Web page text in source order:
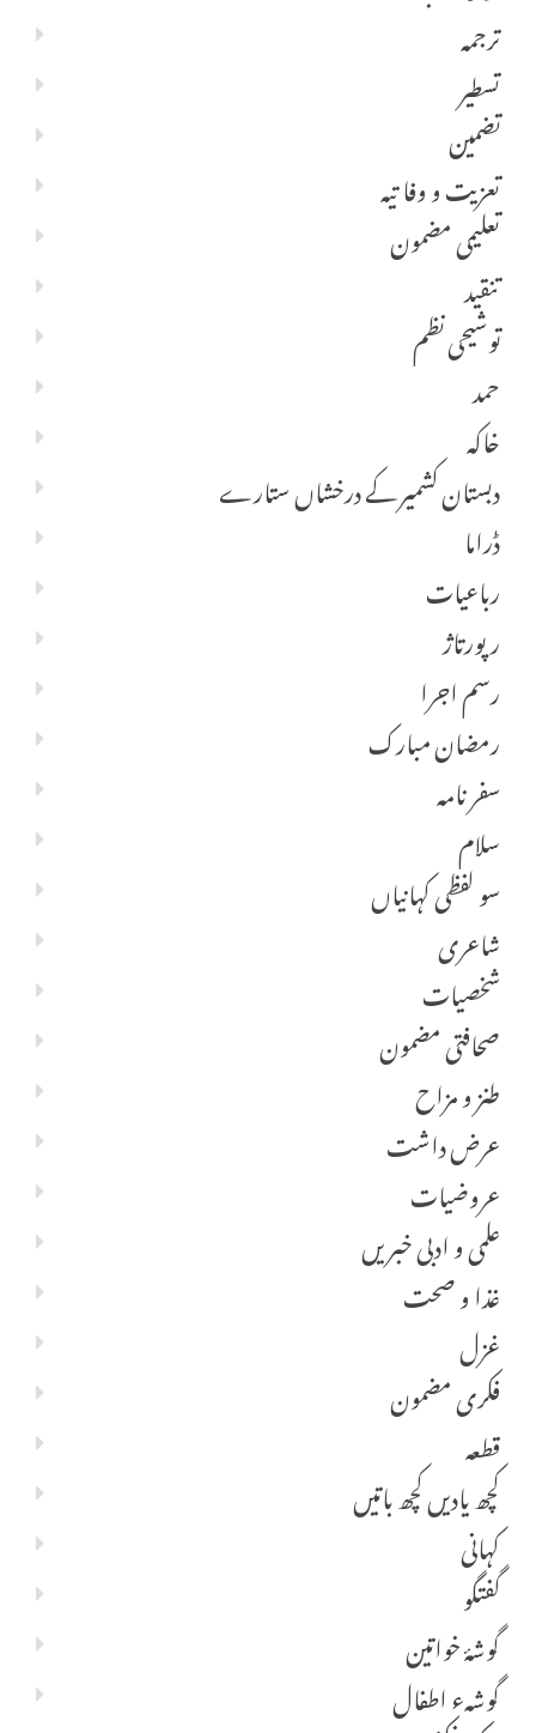
ترجمہ
تسطیر
تضمین
تعزیت و وفا تیہ
تعلیمی مضمون
تنقید
توشیحی نظم
حمد
خاکہ
دبستان کشمیر کے درخشاں ستارے
ڈراما
رباعیات
رپورتاژ
رسم اجرا
رمضان مبارک
سفر نامہ
سلام
سو لفظی کہانیاں
شاعری
شخصیات
صحافتی مضمون
طنز و مزاح
عرض داشت
عروضیات
علمی و ادبی خبریں
غذا و صحت
غزل
فکری مضمون
قطعہ
کچھ یادیں کچھ باتیں
کہانی
گفتگو
گوشۂ خواتین
گوشہء اطفال